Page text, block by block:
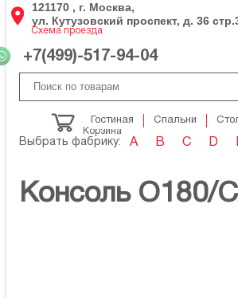
121170 , г. Москва,
ул. Кутузовский проспект, д. 36
Схема проезда
+7(499)-517-94-04
Корзина
Гостиная Спальни
Выбрать фабрику: A B C D
Консоль O180/